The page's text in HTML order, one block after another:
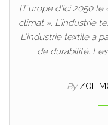
l’Europe d’ici 2050
climat ». L’industrie
L’industrie textile a
de durabilité.
By ZOE